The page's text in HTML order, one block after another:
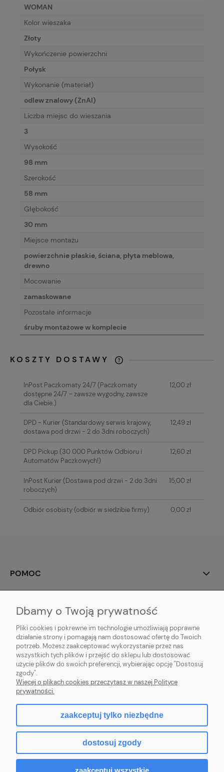
WOMAN
Kolor wieszaka
Złoty
Wykończenie powierzchni
Połysk
Wykonanie (materiał)
odlew znalowy (ZnAl)
Liczba miejsc do wieszania
3
Wysokość
98 mm
Szerokość
58 mm
Głębokość
30 mm
Miejsce montażu
powierzchnie płaskie, ściana, płyta meblowa,
drewno
Mocowanie
zamaskowane
Pozostałe informacje
śruby montażowe w komplecie
KOSZTY DOSTAWY
KOSZTÓW PŁATNOŚCI
InPost Paczkomaty 24/7(Paczkomaty
dostępne 24/7 – zawsze wygodny, zawsze
dla Ciebie.)
12,00 zł
DPD - Kurier(Standardowy serwis krajowy,
dostawa pod drzwi - 2 do 3dni roboczych)
12,49 zł
DPD Pickup(30 000 Punktów Odbioru i
Automatów Paczkowych!)
12,60 zł
InPost Kurier(Dostawa pod drzwi - 2 do 3dni
roboczych)
15,00 zł
Odbiór osobisty(odbiór w siedzibie firmy) 0,00 zł
POMOC
PŁATNOŚCI I DOSTAWA
INFORMACJE
O NAS
Sklep internetowy Shoper.pl
Dbamy o Twoją prywatność
Pliki cookies i pokrewne im technologie umożliwiają poprawne
działanie strony i pomagają nam dostosować ofertę do Twoich
potrzeb. Możesz zaakceptować wykorzystanie przez nas
wszystkich tych plików i przejść do sklepu lub dostosować
użycie plików do swoich preferencji, wybierając opcję "Dostosuj
zgody".
Więcej o plikach cookies przeczytasz w naszej Polityce
prywatności.
zaakceptuj tylko niezbędne
dostosuj zgody
zaakceptuj wszystkie